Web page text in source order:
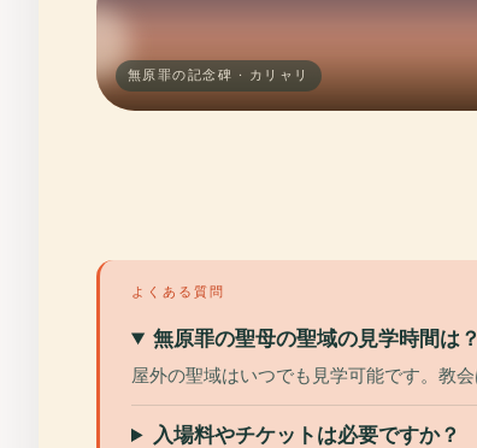
無原罪の記念碑 · カリャリ
よくある質問
無原罪の聖母の聖域の見学時間は？
屋外の聖域はいつでも見学可能です。教
入場料やチケットは必要ですか？